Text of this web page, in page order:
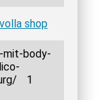
shop
mit-body-
1